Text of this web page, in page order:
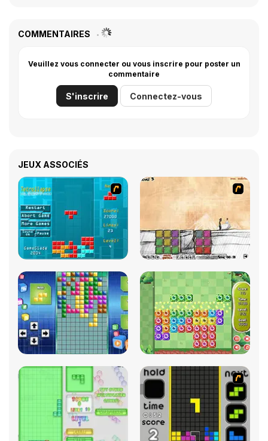
COMMENTAIRES
Veuillez vous connecter ou vous inscrire pour poster un
commentaire
S'inscrire Connectez-vous
JEUX ASSOCIÉS